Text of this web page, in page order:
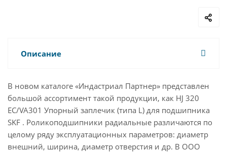
Описание
В новом каталоге «Индастриал Партнер» представлен
большой ассортимент такой продукции, как HJ 320
EC/VA301 Упорный заплечик (типа L) для подшипника
SKF . Роликоподшипники радиальные различаются по
целому ряду эксплуатационных параметров: диаметр
внешний, ширина, диаметр отверстия и др. В ООО